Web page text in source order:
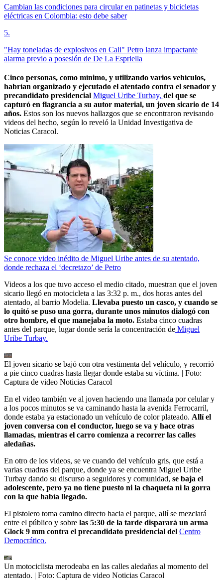
Cambian las condiciones para circular en patinetas y bicicletas
eléctricas en Colombia: esto debe saber
5.
"Hay toneladas de explosivos en Cali" Petro lanza impactante
alarma previo a posesión de De La Espriella
Cinco personas, como mínimo, y utilizando varios vehículos,
habrían organizado y ejecutado el atentado contra el senador y
precandidato presidencial Miguel Uribe Turbay, del que se
capturó en flagrancia a su autor material, un joven sicario de 14
años. Estos son los nuevos hallazgos que se encontraron revisando
videos del hecho, según lo reveló la Unidad Investigativa de
Noticias Caracol.
Se conoce video inédito de Miguel Uribe antes de su atentado,
donde rechaza el ‘decretazo’ de Petro
Videos a los que tuvo acceso el medio citado, muestran que el joven
sicario llegó en motocicleta a las 3:32 p. m., dos horas antes del
atentado, al barrio Modelia. Llevaba puesto un casco, y cuando se
lo quitó se puso una gorra, durante unos minutos dialogó con
otro hombre, el que manejaba la moto. Estaba cinco cuadras
antes del parque, lugar donde sería la concentración de Miguel
Uribe Turbay.
El joven sicario se bajó con otra vestimenta del vehículo, y recorrió
a pie cinco cuadras hasta llegar donde estaba su víctima. | Foto:
Captura de video Noticias Caracol
En el video también ve al joven haciendo una llamada por celular y
a los pocos minutos se va caminando hasta la avenida Ferrocarril,
donde estaba ya estacionado un vehículo de color plateado. Allí el
joven conversa con el conductor, luego se va y hace otras
llamadas, mientras el carro comienza a recorrer las calles
aledañas.
En otro de los videos, se ve cuando del vehículo gris, que está a
varias cuadras del parque, donde ya se encuentra Miguel Uribe
Turbay dando su discurso a seguidores y comunidad, se baja el
adolescente, pero ya no tiene puesto ni la chaqueta ni la gorra
con la que había llegado.
El pistolero toma camino directo hacia el parque, allí se mezclará
entre el público y sobre las 5:30 de la tarde disparará un arma
Glock 9 mm contra el precandidato presidencial del Centro
Democrático.
Un motociclista merodeaba en las calles aledañas al momento del
atentado. | Foto: Captura de video Noticias Caracol